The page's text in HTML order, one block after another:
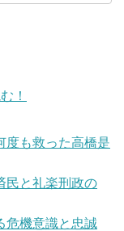
！
度も救った高橋是
民と礼楽刑政の
危機意識と忠誠